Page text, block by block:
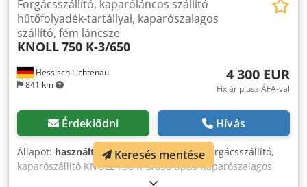
Hessisch Lichtenau
841 km
Forgácsszállító, kaparóláncos szállító
hűtőfolyadék-tartállyal, kaparószalagos
szállító, fém láncsze
KNOLL750 K-3/650
4 300 EUR
Fix ár plusz ÁFA-val
Érdeklődni Hívás
Állapot: használt
, Hűtőfolyadék-tartályos forgácsszállító,
kaparószállító KNOLL 750 K-3/650 típus Kaparószalagos
szállítószalag Sorszám: 346919 Rendelési szám: 200725773
Keresés mentése